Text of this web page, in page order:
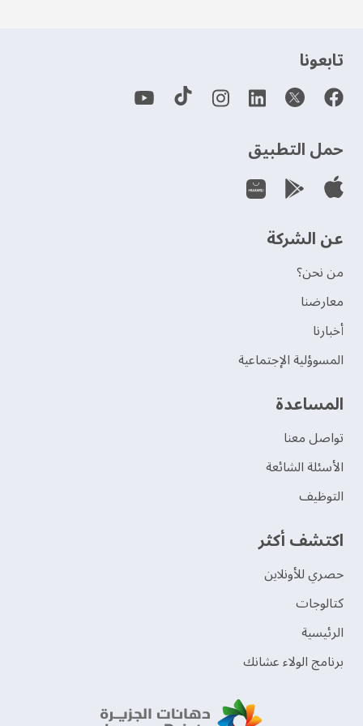
‫تابعونا‬
حمل التطبيق
عن الشركة
من نحن؟
‫معارضنا‬
‫أخبارنا‬
المسوؤلية الإجتماعية
‫المساعدة‬
تواصل معنا
الأسئلة الشائعة
التوظيف
اكتشف أكثر
حصري للأونلاين
‫كتالوجات‬
الرئيسية
برنامج الولاء عشانك